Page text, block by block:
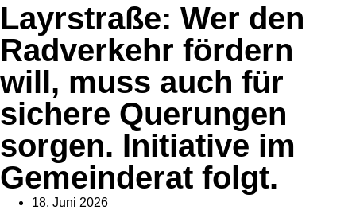
Layrstraße: Wer den
Radverkehr fördern
will, muss auch für
sichere Querungen
sorgen. Initiative im
Gemeinderat folgt.
18. Juni 2026